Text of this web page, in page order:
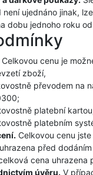
ujednáno jinak,
dobu jednoho roku
Celkovou cenu je
zboží,
převodem na
platební
platebním
Celkovou cenu
před
cena
úvěru. V